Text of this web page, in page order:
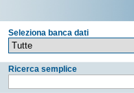
Seleziona banca dati
Ricerca semplice